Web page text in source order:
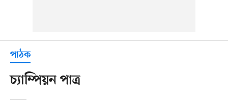
পাঠক
চ্যাম্পিয়ন পাত্র